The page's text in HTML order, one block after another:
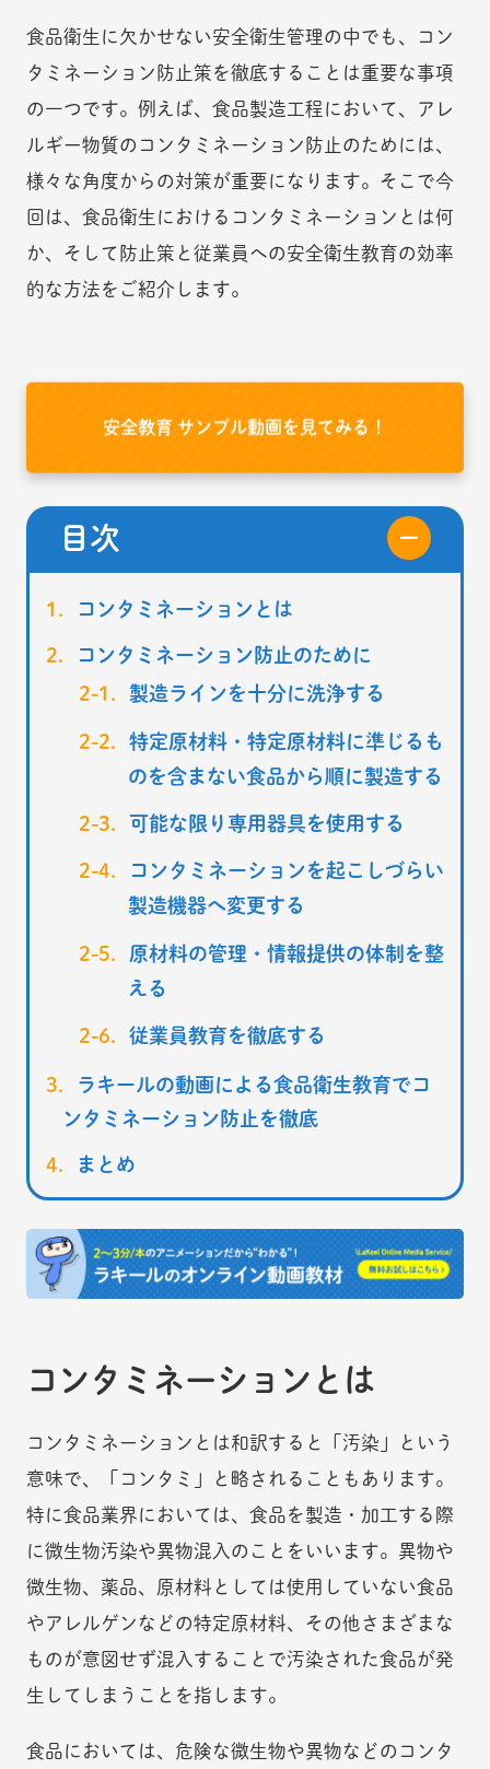
食品衛生に欠かせない安全衛生管理の中でも、コン
タミネーション防止策を徹底することは重要な事項
の一つです。例えば、食品製造工程において、アレ
ルギー物質のコンタミネーション防止のためには、
様々な角度からの対策が重要になります。そこで今
回は、食品衛生におけるコンタミネーションとは何
か、そして防止策と従業員への安全衛生教育の効率
的な方法をご紹介します。
安全教育 サンプル動画を見てみる！
目次
コンタミネーションとは
コンタミネーション防止のために
製造ラインを十分に洗浄する
特定原材料・特定原材料に準じるも
のを含まない食品から順に製造する
可能な限り専用器具を使用する
コンタミネーションを起こしづらい
製造機器へ変更する
原材料の管理・情報提供の体制を整
える
従業員教育を徹底する
ラキールの動画による食品衛生教育でコ
ンタミネーション防止を徹底
まとめ
コンタミネーションとは
コンタミネーションとは和訳すると「汚染」という
意味で、「コンタミ」と略されることもあります。
特に食品業界においては、食品を製造・加工する際
に微生物汚染や異物混入のことをいいます。異物や
微生物、薬品、原材料としては使用していない食品
やアレルゲンなどの特定原材料、その他さまざまな
ものが意図せず混入することで汚染された食品が発
生してしまうことを指します。
食品においては、危険な微生物や異物などのコンタ